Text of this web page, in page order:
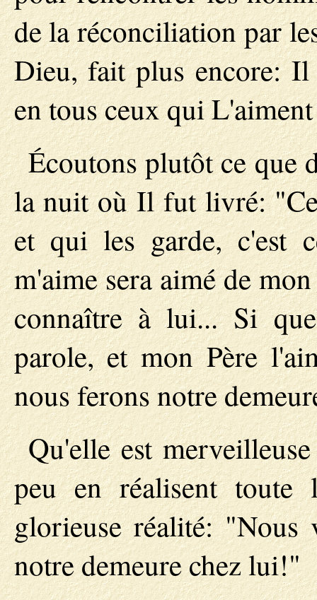
de la réconciliation par
Dieu, fait plus encore:
en tous ceux qui
Écoutons plutôt ce que
la nuit où Il fut livré:
et qui les garde, c'est
m'aime sera aimé de
connaître à lui... Si
parole, et mon Père
nous ferons notre
Qu'elle est
peu en réalisent
glorieuse réalité:
notre demeure chez lui!"